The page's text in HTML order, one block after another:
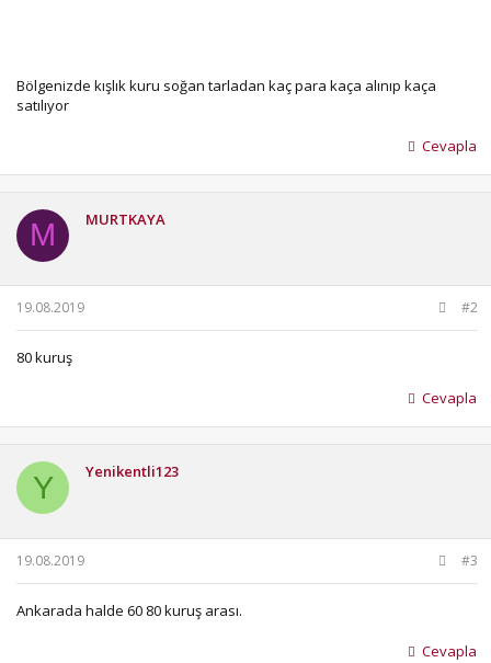
Bölgenizde kışlık kuru soğan tarladan kaç para kaça alınıp kaça
satılıyor
Cevapla
M MURTKAYA
19.08.2019 #2
80 kuruş
Cevapla
Y Yenikentli123
19.08.2019 #3
Ankarada halde 60 80 kuruş arası.
Cevapla